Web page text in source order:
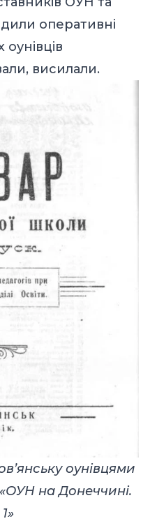
оперативні
висилали.
оунівцями
на Донеччині.